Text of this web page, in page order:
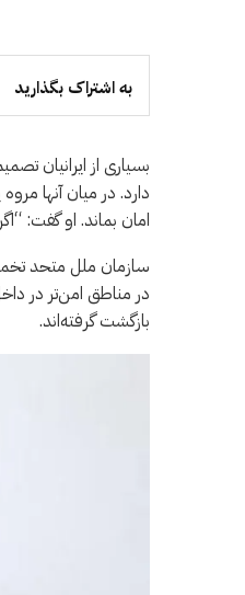
به اشتراک بگذارید
بسیاری از ایرانیان
امان بماند. او گفت:
در مناطق امن‌تر در
بازگشت گرفته‌اند.